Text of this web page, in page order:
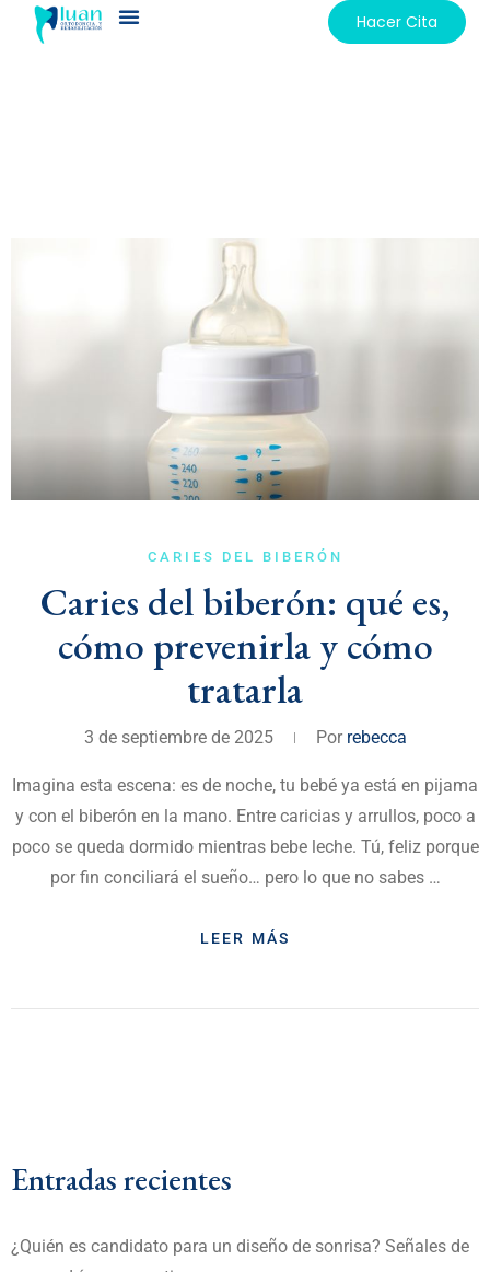
Hacer Cita
CARIES DEL BIBERÓN
Caries del biberón: qué es,
cómo prevenirla y cómo
tratarla
3 de septiembre de 2025 Por rebecca
Imagina esta escena: es de noche, tu bebé ya está en pijama
y con el biberón en la mano. Entre caricias y arrullos, poco a
poco se queda dormido mientras bebe leche. Tú, feliz porque
por fin conciliará el sueño… pero lo que no sabes …
LEER MÁS
Entradas recientes
¿Quién es candidato para un diseño de sonrisa? Señales de